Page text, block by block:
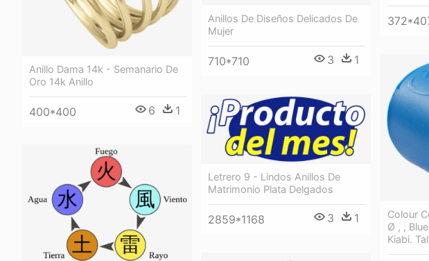
Anillos De Diseños Delicados De
Mujer
710*710 3 1
Anillo Dama 14k - Semanario De
Oro 14k Anillo
400*400 6 1
Colour
Ø , ,
Kiabi.
Letrero 9 - Lindos Anillos De
Matrimonio Plata Delgados
2859*1168 3 1